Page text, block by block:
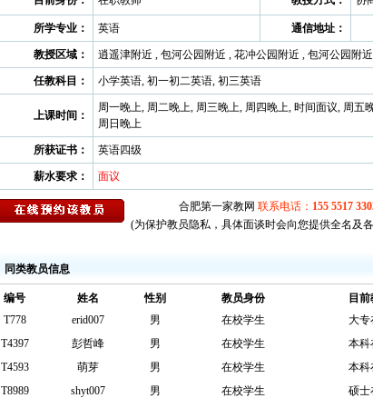
所学专业： 英语 通信地址：
教授区域： 逍遥津附近 , 包河公园附近 , 花冲公园附近 , 包河公园附
任教科目： 小学英语, 初一初二英语, 初三英语
上课时间：
周一晚上, 周二晚上, 周三晚上, 周四晚上, 时间面议, 周
周日晚上
所获证书： 英语四级
薪水要求： 面议
(为保护教员隐私，具体面谈时会向您提供全名及
同类教员信息
编号 姓名 性别 教员身份 目
T778
erid007 男 在校学生 大专
T4397
彭哲峰 男 在校学生 本科
T4593
萌芽 男 在校学生 本科
T8989
shyt007 男 在校学生 硕士